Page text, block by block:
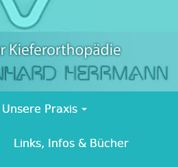
Unsere Praxis
Links, Infos & Bücher